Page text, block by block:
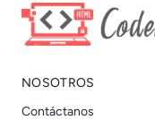
NOSOTROS
Contáctanos